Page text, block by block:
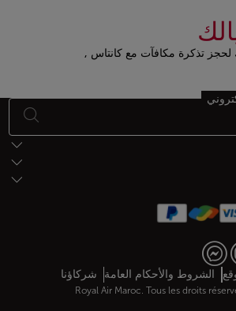
لحجز تذكرة مكافآت مع كانتاس ,
خريطة الموقع
Web
الشروط والأحكام العامة شركاؤنا